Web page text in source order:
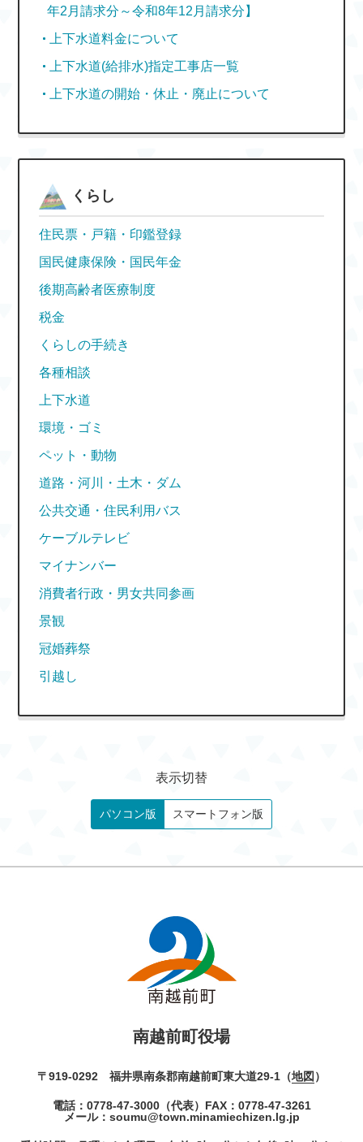
年2月請求分～令和8年12月請求分】
上下水道料金について
上下水道(給排水)指定工事店一覧
上下水道の開始・休止・廃止について
くらし
住民票・戸籍・印鑑登録
国民健康保険・国民年金
後期高齢者医療制度
税金
くらしの手続き
各種相談
上下水道
環境・ゴミ
ペット・動物
道路・河川・土木・ダム
公共交通・住民利用バス
ケーブルテレビ
マイナンバー
消費者行政・男女共同参画
景観
冠婚葬祭
引越し
表示切替
パソコン版 スマートフォン版
南越前町役場
〒919-0292 福井県南条郡南越前町東大道29-1（地図 ）
電話： 0778-47-3000（代表） FAX：0778-47-3261
メール： soumu@town.minamiechizen.lg.jp